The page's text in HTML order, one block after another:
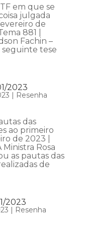
em que se
julgada
de
881 |
Fachin –
seguinte tese
2023
| Resenha
das
ao primeiro
de 2023 |
Rosa
as pautas das
de
2023
| Resenha